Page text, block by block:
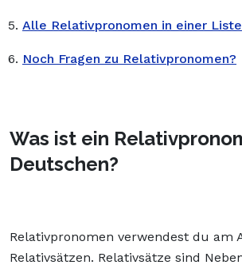
Alle Relativpronomen in einer Liste
Noch Fragen zu Relativpronomen?
Was ist ein
Deutschen?
Relativpronomen verwendest du am
Relativsätzen. Relativsätze sind